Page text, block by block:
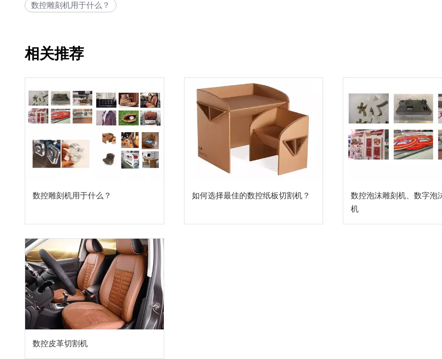
数控雕刻机用于什么？
相关推荐
数控雕刻机用于什么？ 如何选择最佳的数控纸板切割机？
数控泡沫雕刻机、数字泡
机
数控皮革切割机